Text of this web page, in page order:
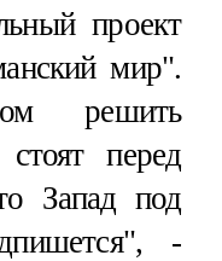
проект
мир".
решить
перед
Запад под
-